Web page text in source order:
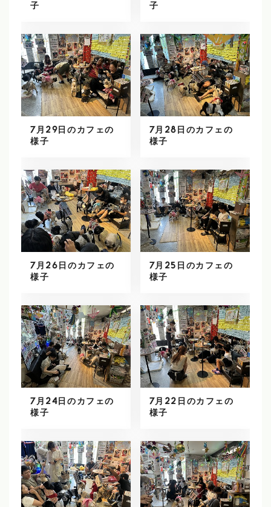
子
子
7月29日のカフェの
様子
7月28日のカフェの
様子
7月26日のカフェの
様子
7月25日のカフェの
様子
7月24日のカフェの
様子
7月22日のカフェの
様子